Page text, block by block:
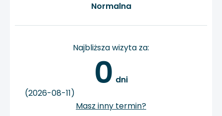
Normalna
Najbliższa wizyta za:
0 dni
(2026-08-11)
Masz inny termin?